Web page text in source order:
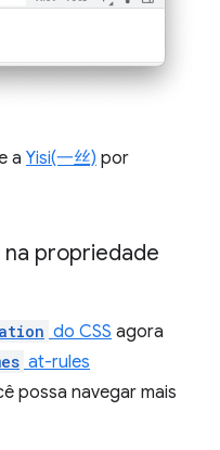
a Yisi(一丝) por
propriedade
do CSS agora
at-rules
possa navegar mais